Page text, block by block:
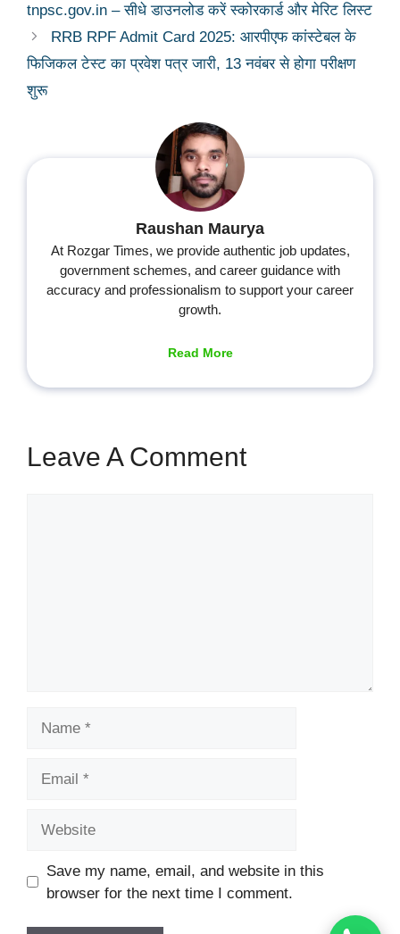
tnpsc.gov.in – सीधे डाउनलोड करें स्कोरकार्ड और मेरिट लिस्ट
RRB RPF Admit Card 2025: आरपीएफ कांस्टेबल के
फिजिकल टेस्ट का प्रवेश पत्र जारी, 13 नवंबर से होगा परीक्षण
शुरू
Raushan Maurya
At Rozgar Times, we provide authentic job updates,
government schemes, and career guidance with
accuracy and professionalism to support your career
growth.
Read More
Leave A Comment
Save my name, email, and website in this
browser for the next time I comment.